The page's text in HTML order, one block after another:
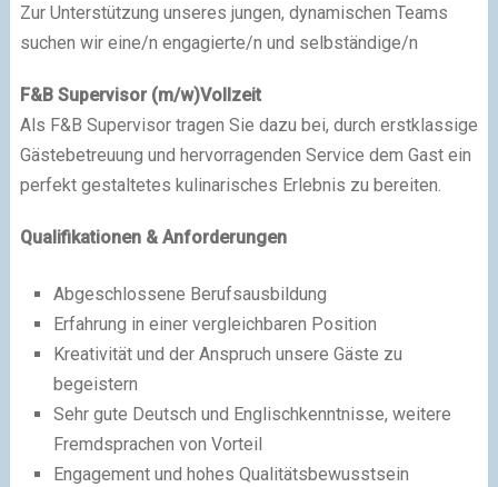
Zur Unterstützung unseres jungen, dynamischen Teams
suchen wir eine/n engagierte/n und selbständige/n
F&B Supervisor (m/w)Vollzeit
Als F&B Supervisor tragen Sie dazu bei, durch erstklassige
Gästebetreuung und hervorragenden Service dem Gast ein
perfekt gestaltetes kulinarisches Erlebnis zu bereiten.
Qualifikationen & Anforderungen
Abgeschlossene Berufsausbildung
Erfahrung in einer vergleichbaren Position
Kreativität und der Anspruch unsere Gäste zu
begeistern
Sehr gute Deutsch und Englischkenntnisse, weitere
Fremdsprachen von Vorteil
Engagement und hohes Qualitätsbewusstsein